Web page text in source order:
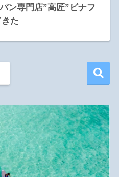
ン専門店”高匠”ビナフ
た